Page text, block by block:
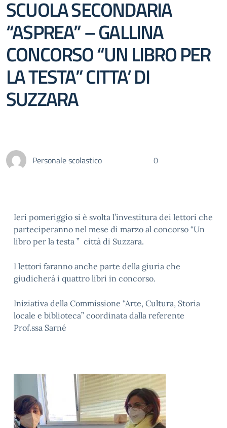
SCUOLA SECONDARIA
“ASPREA” – GALLINA
CONCORSO “UN LIBRO PER
LA TESTA” CITTA’ DI
SUZZARA
Personale scolastico 0
Ieri pomeriggio si è svolta l’investitura dei lettori che
parteciperanno nel mese di marzo al concorso “Un
libro per la testa ” città di Suzzara.
I lettori faranno anche parte della giuria che
giudicherà i quattro libri in concorso.
Iniziativa della Commissione “Arte, Cultura, Storia
locale e biblioteca” coordinata dalla referente
Prof.ssa Sarné